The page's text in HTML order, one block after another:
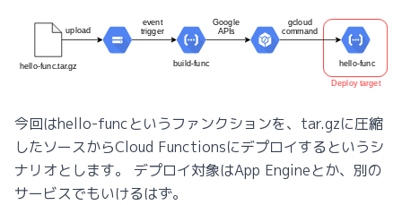
今回はhello-funcというファンクションを、tar.gzに圧縮
したソースからCloud Functionsにデプロイするというシ
ナリオとします。 デプロイ対象はApp Engineとか、別の
サービスでもいけるはず。